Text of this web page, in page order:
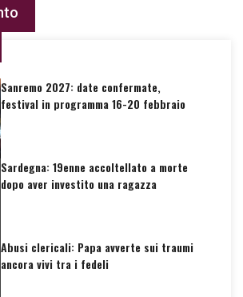
Sanremo 2027: date confermate,
festival in programma 16-20 febbraio
Sardegna: 19enne accoltellato a morte
dopo aver investito una ragazza
Abusi clericali: Papa avverte sui traumi
ancora vivi tra i fedeli